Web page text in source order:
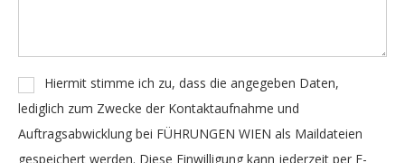
Hiermit stimme ich zu, dass die angegeben Daten,
lediglich zum Zwecke der Kontaktaufnahme und
Auftragsabwicklung bei FÜHRUNGEN WIEN als Maildateien
gespeichert werden. Diese Einwilligung kann jederzeit per E-